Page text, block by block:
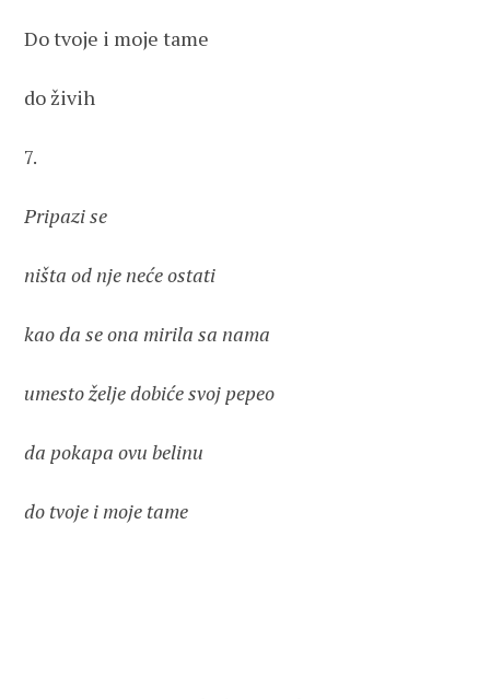
Do tvoje i moje tame
do živih
7.
Pripazi se
ništa od nje neće ostati
kao da se ona mirila sa nama
umesto želje dobiće svoj pepeo
da pokapa ovu belinu
do tvoje i moje tame